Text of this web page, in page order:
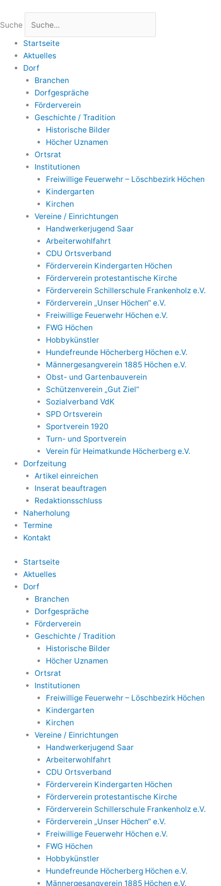
springen
Suche
Startseite
Aktuelles
Dorf
Branchen
Dorfgespräche
Förderverein
Geschichte / Tradition
Historische Bilder
Höcher Uznamen
Ortsrat
Institutionen
Freiwillige Feuerwehr – Löschbezirk Höchen
Kindergarten
Kirchen
Vereine / Einrichtungen
Handwerkerjugend Saar
Arbeiterwohlfahrt
CDU Ortsverband
Förderverein Kindergarten Höchen
Förderverein protestantische Kirche
Förderverein Schillerschule Frankenholz e.V.
Förderverein „Unser Höchen“ e.V.
Freiwillige Feuerwehr Höchen e.V.
FWG Höchen
Hobbykünstler
Hundefreunde Höcherberg Höchen e.V.
Männergesangverein 1885 Höchen e.V.
Obst- und Gartenbauverein
Schützenverein „Gut Ziel“
Sozialverband VdK
SPD Ortsverein
Sportverein 1920
Turn- und Sportverein
Verein für Heimatkunde Höcherberg e.V.
Dorfzeitung
Artikel einreichen
Inserat beauftragen
Redaktionsschluss
Naherholung
Termine
Kontakt
Startseite
Aktuelles
Dorf
Branchen
Dorfgespräche
Förderverein
Geschichte / Tradition
Historische Bilder
Höcher Uznamen
Ortsrat
Institutionen
Freiwillige Feuerwehr – Löschbezirk Höchen
Kindergarten
Kirchen
Vereine / Einrichtungen
Handwerkerjugend Saar
Arbeiterwohlfahrt
CDU Ortsverband
Förderverein Kindergarten Höchen
Förderverein protestantische Kirche
Förderverein Schillerschule Frankenholz e.V.
Förderverein „Unser Höchen“ e.V.
Freiwillige Feuerwehr Höchen e.V.
FWG Höchen
Hobbykünstler
Hundefreunde Höcherberg Höchen e.V.
Männergesangverein 1885 Höchen e.V.
Up